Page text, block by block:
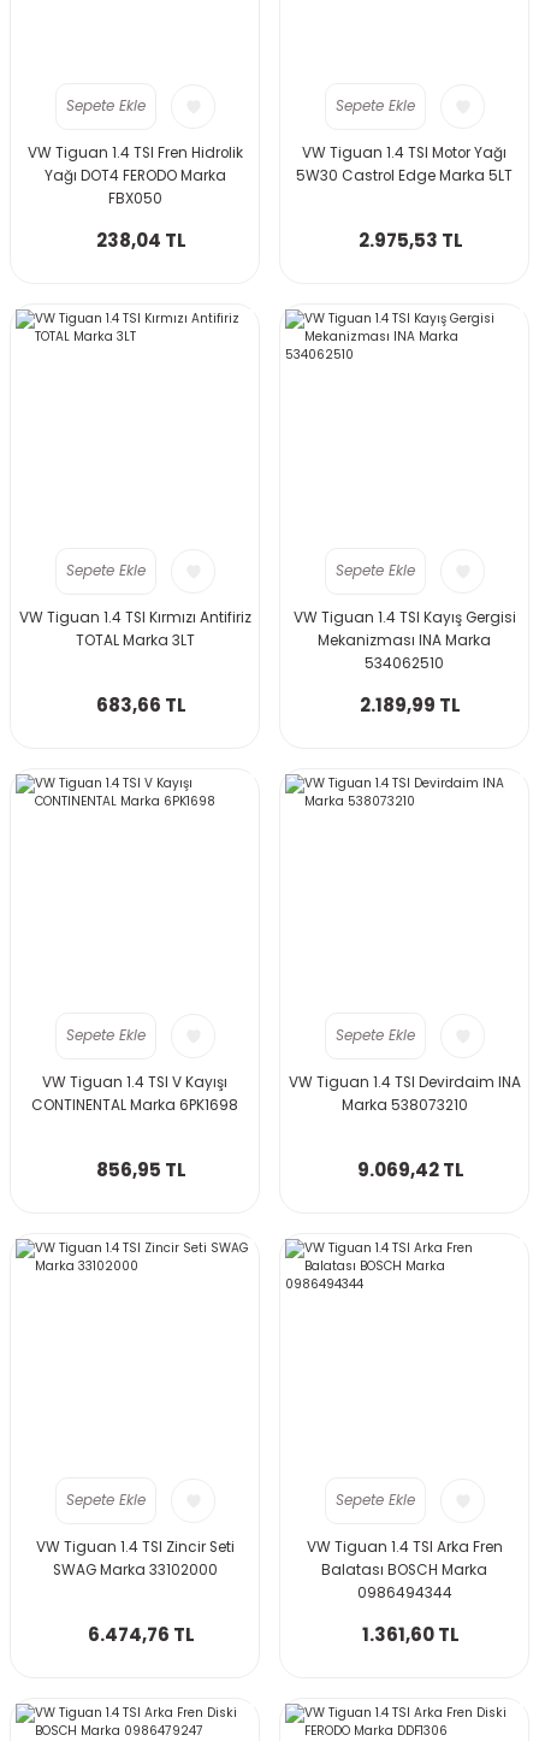
Sepete Ekle
VW Tiguan 1.4 TSI Fren Hidrolik
Yağı DOT4 FERODO Marka
FBX050
238,04 TL
Sepete Ekle
VW Tiguan 1.4 TSI Motor Yağı
5W30 Castrol Edge Marka 5LT
2.975,53 TL
Sepete Ekle
VW Tiguan 1.4 TSI Kırmızı Antifiriz
TOTAL Marka 3LT
683,66 TL
Sepete Ekle
VW Tiguan 1.4 TSI Kayış Gergisi
Mekanizması INA Marka
534062510
2.189,99 TL
Sepete Ekle
VW Tiguan 1.4 TSI V Kayışı
CONTINENTAL Marka 6PK1698
856,95 TL
Sepete Ekle
VW Tiguan 1.4 TSI Devirdaim INA
Marka 538073210
9.069,42 TL
Sepete Ekle
VW Tiguan 1.4 TSI Zincir Seti
SWAG Marka 33102000
6.474,76 TL
Sepete Ekle
VW Tiguan 1.4 TSI Arka Fren
Balatası BOSCH Marka
0986494344
1.361,60 TL